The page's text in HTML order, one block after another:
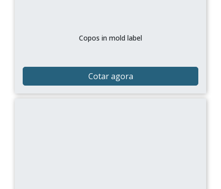
Copos in mold label
Cotar agora